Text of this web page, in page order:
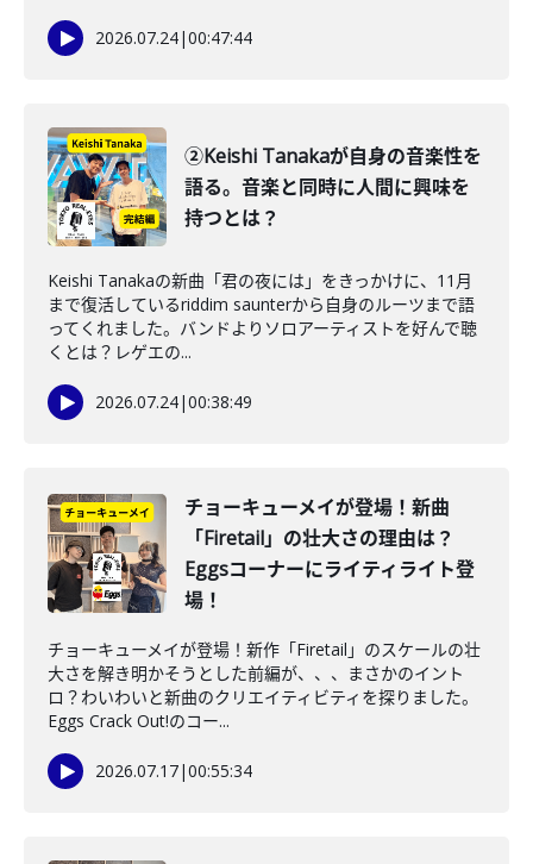
2026.07.24|00:47:44
②Keishi Tanakaが自身の音楽性を
語る。音楽と同時に人間に興味を
持つとは？
Keishi Tanakaの新曲「君の夜には」をきっかけに、11月
まで復活しているriddim saunterから自身のルーツまで語
ってくれました。バンドよりソロアーティストを好んで聴
くとは？レゲエの...
2026.07.24|00:38:49
チョーキューメイが登場！新曲
「Firetail」の壮大さの理由は？
Eggsコーナーにライティライト登
場！
チョーキューメイが登場！新作「Firetail」のスケールの壮
大さを解き明かそうとした前編が、、、まさかのイント
ロ？わいわいと新曲のクリエイティビティを探りました。
Eggs Crack Out!のコー...
2026.07.17|00:55:34